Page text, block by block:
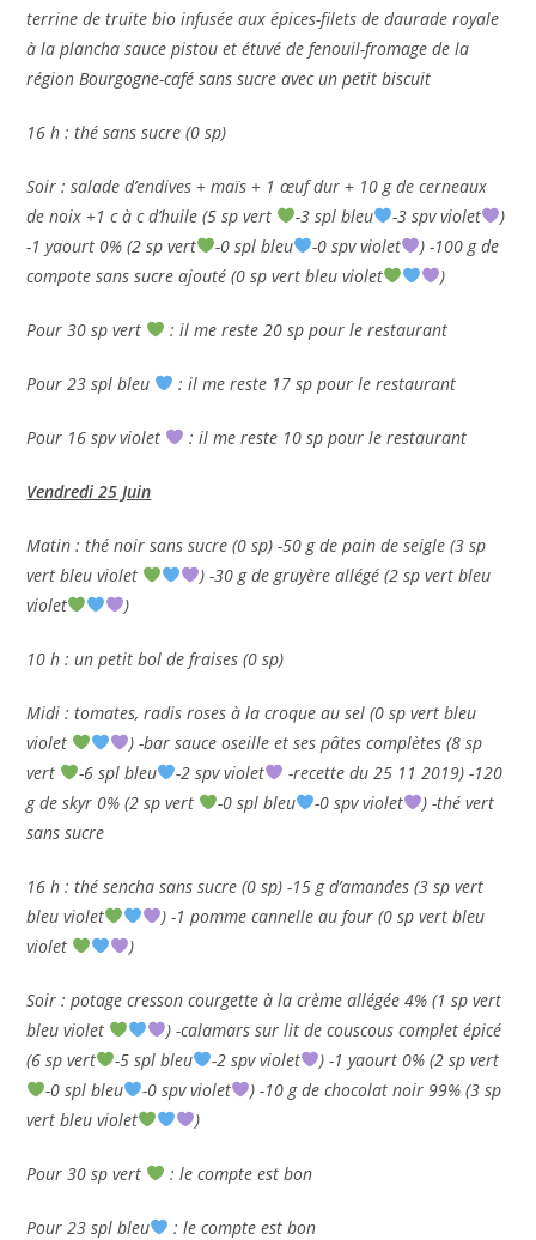
terrine de truite bio infusée aux épices-filets de daurade royale
à la plancha sauce pistou et étuvé de fenouil-fromage de la
région Bourgogne-café sans sucre avec un petit biscuit
16 h : thé sans sucre (0 sp)
Soir : salade d’endives + maïs + 1 œuf dur + 10 g de cerneaux
de noix +1 c à c d’huile (5 sp vert
-3 spl bleu -3 spv violet
)
-1 yaourt 0% (2 sp vert
-0 spl bleu -0 spv violet
) -100 g de
compote sans sucre ajouté (0 sp vert bleu violet
)
Pour 30 sp vert : il me reste 20 sp pour le restaurant
Pour 23 spl bleu : il me reste 17 sp pour le restaurant
Pour 16 spv violet : il me reste 10 sp pour le restaurant
Vendredi 25 Juin
Matin : thé noir sans sucre (0 sp) -50 g de pain de seigle (3 sp
vert bleu violet
) -30 g de gruyère allégé (2 sp vert bleu
violet
)
10 h : un petit bol de fraises (0 sp)
Midi : tomates, radis roses à la croque au sel (0 sp vert bleu
violet
) -bar sauce oseille et ses pâtes complètes (8 sp
vert
-6 spl bleu -2 spv violet
-recette du 25 11 2019) -120
g de skyr 0% (2 sp vert
-0 spl bleu -0 spv violet
) -thé vert
sans sucre
16 h : thé sencha sans sucre (0 sp) -15 g d’amandes (3 sp vert
bleu violet
) -1 pomme cannelle au four (0 sp vert bleu
violet
)
Soir : potage cresson courgette à la crème allégée 4% (1 sp vert
bleu violet
) -calamars sur lit de couscous complet épicé
(6 sp vert
-5 spl bleu -2 spv violet
) -1 yaourt 0% (2 sp vert
-0 spl bleu
-0 spv violet
) -10 g de chocolat noir 99% (3 sp
vert bleu violet
)
Pour 30 sp vert : le compte est bon
Pour 23 spl bleu : le compte est bon